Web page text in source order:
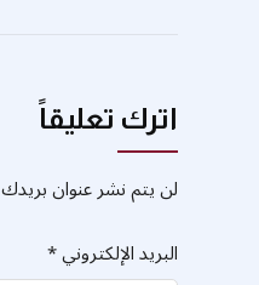
اترك تعليقاً
لن يتم نشر عنوان بريدك
البريد الإلكتروني*